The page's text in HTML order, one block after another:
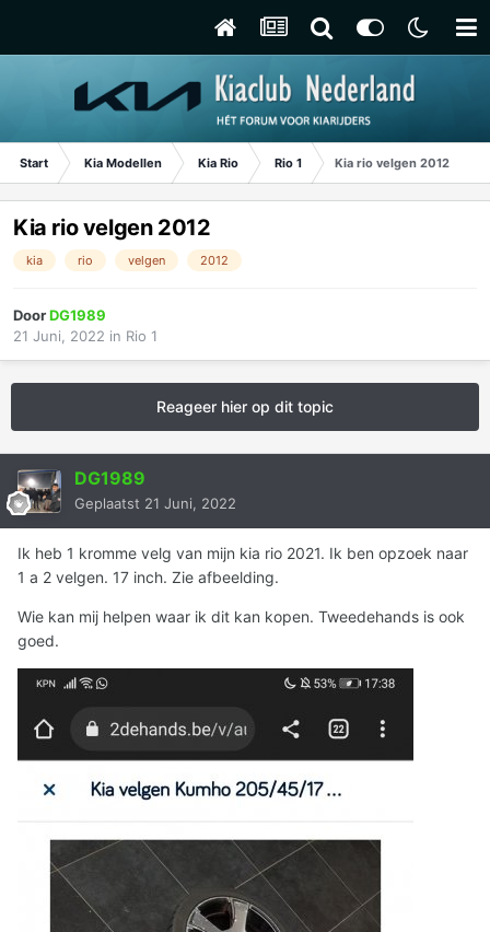
Start Kia Modellen Kia Rio Rio 1 Kia rio velgen 2012
Kia rio velgen 2012
kia rio velgen 2012
DoorDG1989
21 Juni, 2022 in Rio 1
Reageer hier op dit topic
DG1989
Geplaatst 21 Juni, 2022
Ik heb 1 kromme velg van mijn kia rio 2021. Ik ben opzoek naar
1 a 2 velgen. 17 inch. Zie afbeelding.
Wie kan mij helpen waar ik dit kan kopen. Tweedehands is ook
goed.